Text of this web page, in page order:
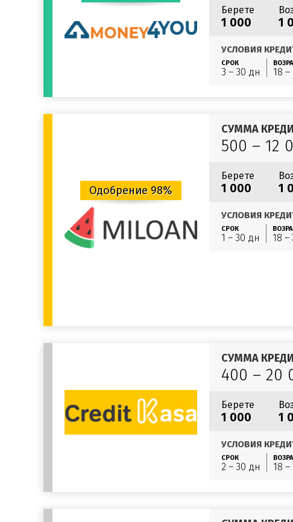
Берете
1 000 1
УСЛОВИЯ
СРОК
3 – 30 дн 18 –
Одобрение 98%
СУММА
500 – 12
Берете
1 000 1
УСЛОВИЯ
СРОК
1 – 30 дн 18 –
СУММА
400 – 20
Берете
1 000 1
УСЛОВИЯ
СРОК
2 – 30 дн 18